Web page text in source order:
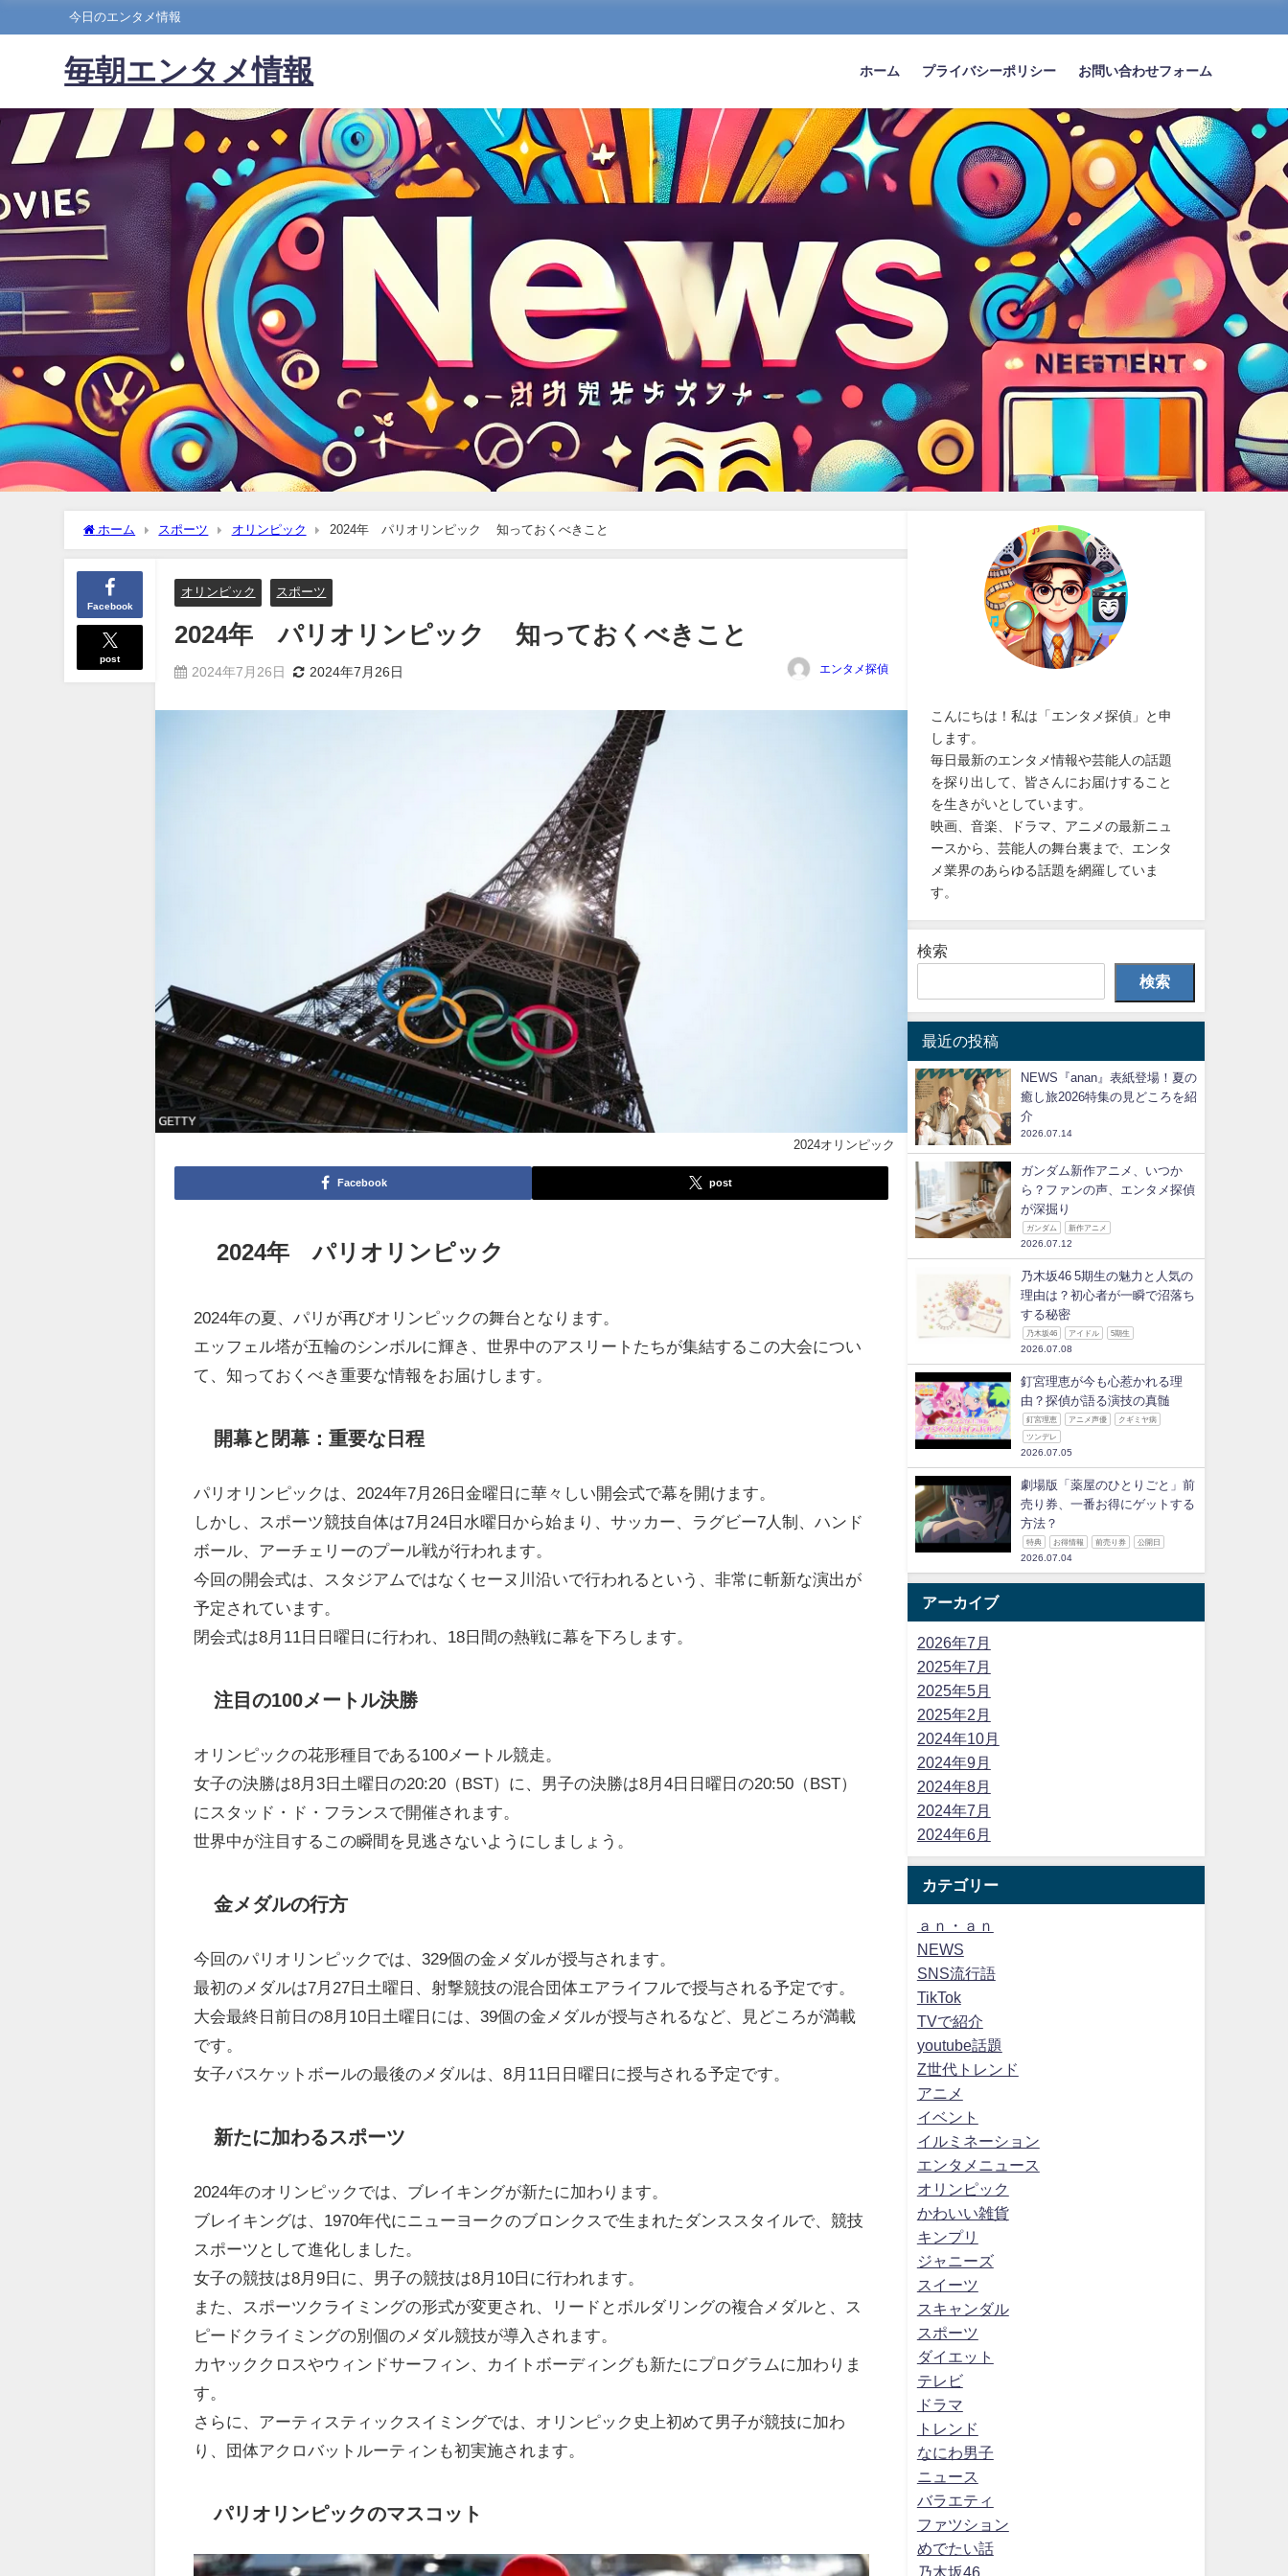
今日のエンタメ情報
毎朝エンタメ情報 ホーム プライバシーポリシー お問い合わせフォーム
ホーム スポーツ オリンピック 2024年 パリオリンピック 知っておくべきこと
Facebook
post
オリンピック スポーツ
2024年 パリオリンピック 知っておくべきこと
2024年7月26日 2024年7月26日 エンタメ探偵
2024オリンピック
Facebook post
2024年 パリオリンピック
2024年の夏、パリが再びオリンピックの舞台となります。
エッフェル塔が五輪のシンボルに輝き、世界中のアスリートたちが集結するこの大会につい
て、知っておくべき重要な情報をお届けします。
開幕と閉幕：重要な日程
パリオリンピックは、2024年7月26日金曜日に華々しい開会式で幕を開けます。
しかし、スポーツ競技自体は7月24日水曜日から始まり、サッカー、ラグビー7人制、ハンド
ボール、アーチェリーのプール戦が行われます。
今回の開会式は、スタジアムではなくセーヌ川沿いで行われるという、非常に斬新な演出が
予定されています。
閉会式は8月11日日曜日に行われ、18日間の熱戦に幕を下ろします。
注目の100メートル決勝
オリンピックの花形種目である100メートル競走。
女子の決勝は8月3日土曜日の20:20（BST）に、男子の決勝は8月4日日曜日の20:50（BST）
にスタッド・ド・フランスで開催されます。
世界中が注目するこの瞬間を見逃さないようにしましょう。
金メダルの行方
今回のパリオリンピックでは、329個の金メダルが授与されます。
最初のメダルは7月27日土曜日、射撃競技の混合団体エアライフルで授与される予定です。
大会最終日前日の8月10日土曜日には、39個の金メダルが授与されるなど、見どころが満載
です。
女子バスケットボールの最後のメダルは、8月11日日曜日に授与される予定です。
新たに加わるスポーツ
2024年のオリンピックでは、ブレイキングが新たに加わります。
ブレイキングは、1970年代にニューヨークのブロンクスで生まれたダンススタイルで、競技
スポーツとして進化しました。
女子の競技は8月9日に、男子の競技は8月10日に行われます。
また、スポーツクライミングの形式が変更され、リードとボルダリングの複合メダルと、ス
ピードクライミングの別個のメダル競技が導入されます。
カヤッククロスやウィンドサーフィン、カイトボーディングも新たにプログラムに加わりま
す。
さらに、アーティスティックスイミングでは、オリンピック史上初めて男子が競技に加わ
り、団体アクロバットルーティンも初実施されます。
パリオリンピックのマスコット
こんにちは！私は「エンタメ探偵」と申
します。
毎日最新のエンタメ情報や芸能人の話題
を探り出して、皆さんにお届けすること
を生きがいとしています。
映画、音楽、ドラマ、アニメの最新ニュ
ースから、芸能人の舞台裏まで、エンタ
メ業界のあらゆる話題を網羅していま
す。
検索
検索
最近の投稿
NEWS『anan』表紙登場！夏の
癒し旅2026特集の見どころを紹
介
2026.07.14
ガンダム新作アニメ、いつか
ら？ファンの声、エンタメ探偵
が深掘り
ガンダム 新作アニメ
2026.07.12
乃木坂46 5期生の魅力と人気の
理由は？初心者が一瞬で沼落ち
する秘密
乃木坂46 アイドル 5期生
2026.07.08
釘宮理恵が今も心惹かれる理
由？探偵が語る演技の真髄
釘宮理恵 アニメ声優 クギミヤ病
ツンデレ
2026.07.05
劇場版「薬屋のひとりごと」前
売り券、一番お得にゲットする
方法？
特典 お得情報 前売り券 公開日
2026.07.04
アーカイブ
2026年7月
2025年7月
2025年5月
2025年2月
2024年10月
2024年9月
2024年8月
2024年7月
2024年6月
カテゴリー
ａｎ・ａｎ
NEWS
SNS流行語
TikTok
TVで紹介
youtube話題
Z世代トレンド
アニメ
イベント
イルミネーション
エンタメニュース
オリンピック
かわいい雑貨
キンプリ
ジャニーズ
スイーツ
スキャンダル
スポーツ
ダイエット
テレビ
ドラマ
トレンド
なにわ男子
ニュース
バラエティ
ファツション
めでたい話
乃木坂46